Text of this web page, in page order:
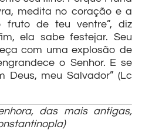
medita no coração e a
fruto de teu ventre”, diz
ela sabe festejar. Seu
com uma explosão de
o Senhor. E se
Deus, meu Salvador” (Lc
das mais antigas,